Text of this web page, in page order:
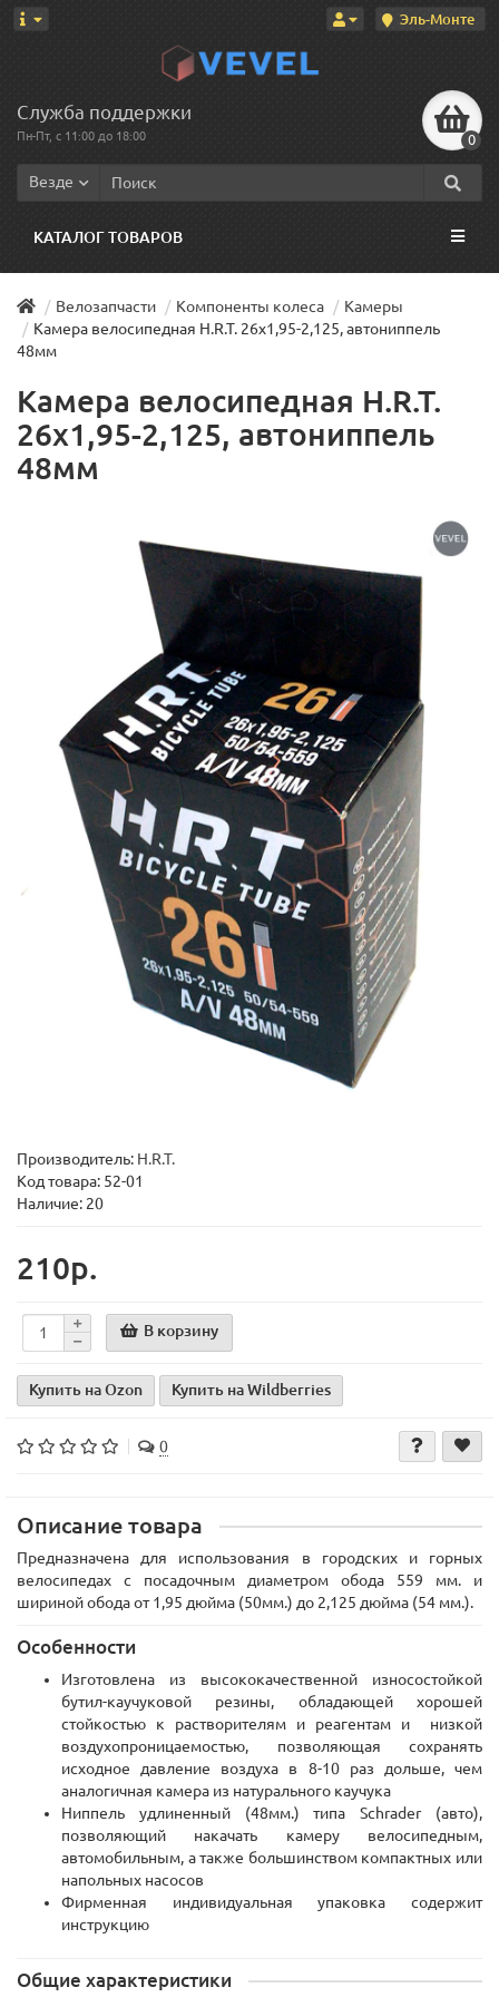
Эль-Монте
Служба поддержки
Пн-Пт, с 11:00 до 18:00 0
Везде
КАТАЛОГ ТОВАРОВ
Велозапчасти Компоненты колеса
Камеры
Камера велосипедная H.R.T. 26x1,95-2,125, автониппель
48мм
Камера велосипедная H.R.T.
26x1,95-2,125, автониппель
48мм
Производитель: H.R.T.
Код товара: 52-01
Наличие: 20
210р.
В корзину
Купить на Ozon Купить на Wildberries
0
Описание товара
Предназначена для использования в городских и горных
велосипедах с посадочным диаметром обода 559 мм. и
шириной обода от 1,95 дюйма (50мм.) до 2,125 дюйма (54 мм.).
Особенности
Изготовлена из высококачественной износостойкой
бутил-каучуковой резины, обладающей хорошей
стойкостью к растворителям и реагентам и низкой
воздухопроницаемостью, позволяющая сохранять
исходное давление воздуха в 8-10 раз дольше, чем
аналогичная камера из натурального каучука
Ниппель удлиненный (48мм.) типаSchrader(авто),
позволяющий накачать камеру велосипедным,
автомобильным, а также большинством компактных или
напольных насосов
Фирменная индивидуальная упаковка содержит
инструкцию
Общие характеристики